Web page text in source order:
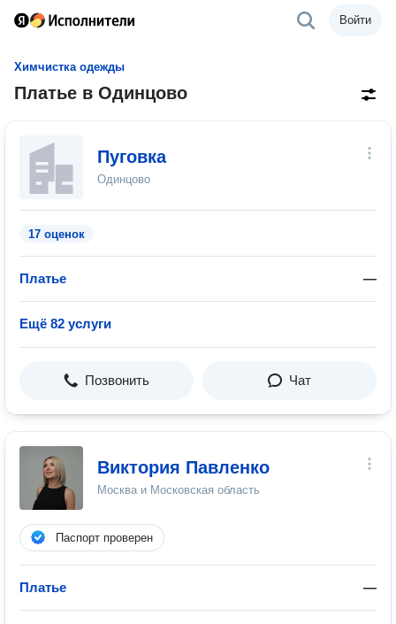
Войти
Химчистка одежды
Платье в Одинцово
Пуговка
Одинцово
17 оценок
Платье —
Ещё 82 услуги
Позвонить Чат
Виктория Павленко
Москва и Московская область
Паспорт проверен
Платье —